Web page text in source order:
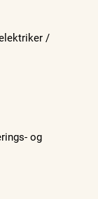
/
og